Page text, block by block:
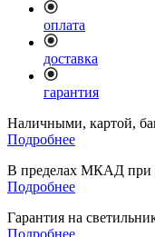
оплата
доставка
гарантия
Наличными, картой,
Подробнее
В пределах МКАД при
Подробнее
Гарантия на